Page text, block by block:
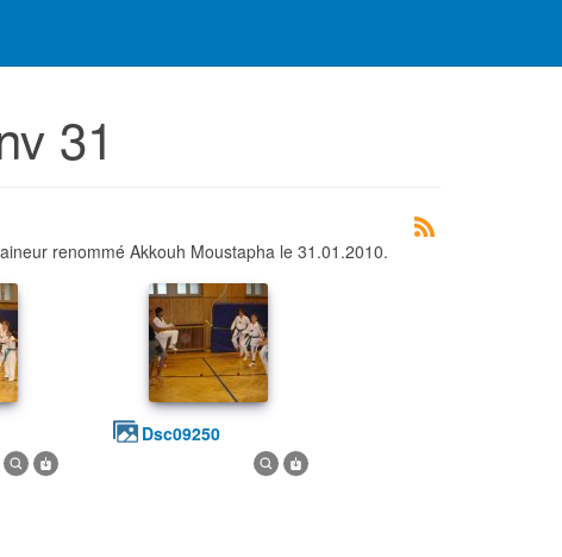
31
renommé Akkouh Moustapha le 31.01.2010.
dsc09250